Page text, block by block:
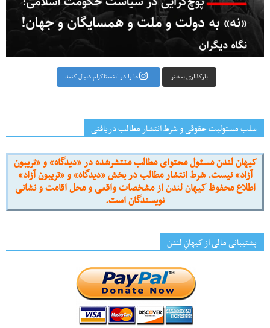
بارگذاری بیشتر ما را در اینستاگرام دنبال کنید
سلب مسئولیت حقوقی و شرط انتشار مطالب دریافتی
کیهان لندن مسئول محتوای مطالب منتشرشده در «دیدگاه» و «تریبون
آزاد» نیست. شرط انتشار مطالب در بخش «دیدگاه» و «تریبون آزاد»
اطلاع محفوظ کیهان لندن از مشخصات واقعی و محل اقامت و نشانی
نویسندگان است.
پشتیبانی مالی از کیهانِ لندن